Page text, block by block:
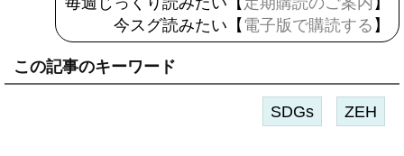
今スグ読みたい【 電子版で購読する 】
この記事のキーワード
SDGs ZEH